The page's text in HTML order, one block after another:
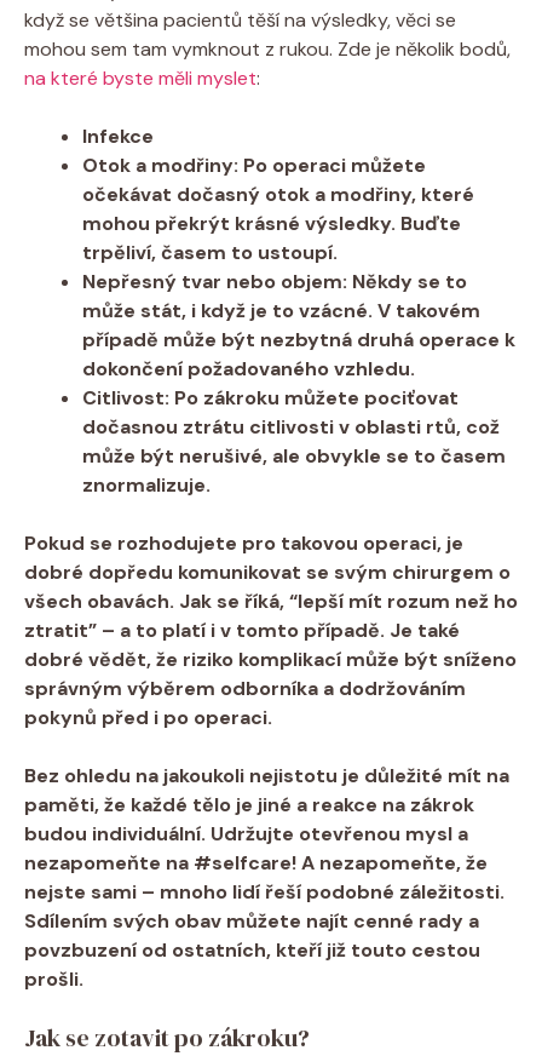
když se většina pacientů těší na výsledky, věci se
mohou sem tam vymknout z rukou. Zde je několik bodů,
na které byste měli myslet:
Infekce
Otok a modřiny: Po operaci můžete
očekávat dočasný otok a modřiny, které
mohou překrýt krásné výsledky. Buďte
trpěliví, časem to ustoupí.
Nepřesný tvar nebo objem: Někdy se to
může stát, i když je to vzácné. V takovém
případě může být nezbytná druhá operace k
dokončení požadovaného vzhledu.
Citlivost: Po zákroku můžete pociťovat
dočasnou ztrátu citlivosti v oblasti rtů, což
může být nerušivé, ale obvykle se to časem
znormalizuje.
Pokud se rozhodujete pro takovou operaci, je
dobré dopředu komunikovat se svým chirurgem o
všech obavách. Jak se říká, “lepší mít rozum než ho
ztratit” – a to platí i v tomto případě. Je také
dobré vědět, že riziko komplikací může být sníženo
správným výběrem odborníka a dodržováním
pokynů před i po operaci.
Bez ohledu na jakoukoli nejistotu je důležité mít na
paměti, že každé tělo je jiné a reakce na zákrok
budou individuální. Udržujte otevřenou mysl a
nezapomeňte na #selfcare! A nezapomeňte, že
nejste sami – mnoho lidí řeší podobné záležitosti.
Sdílením svých obav můžete najít cenné rady a
povzbuzení od ostatních, kteří již touto cestou
prošli.
Jak se zotavit po zákroku?